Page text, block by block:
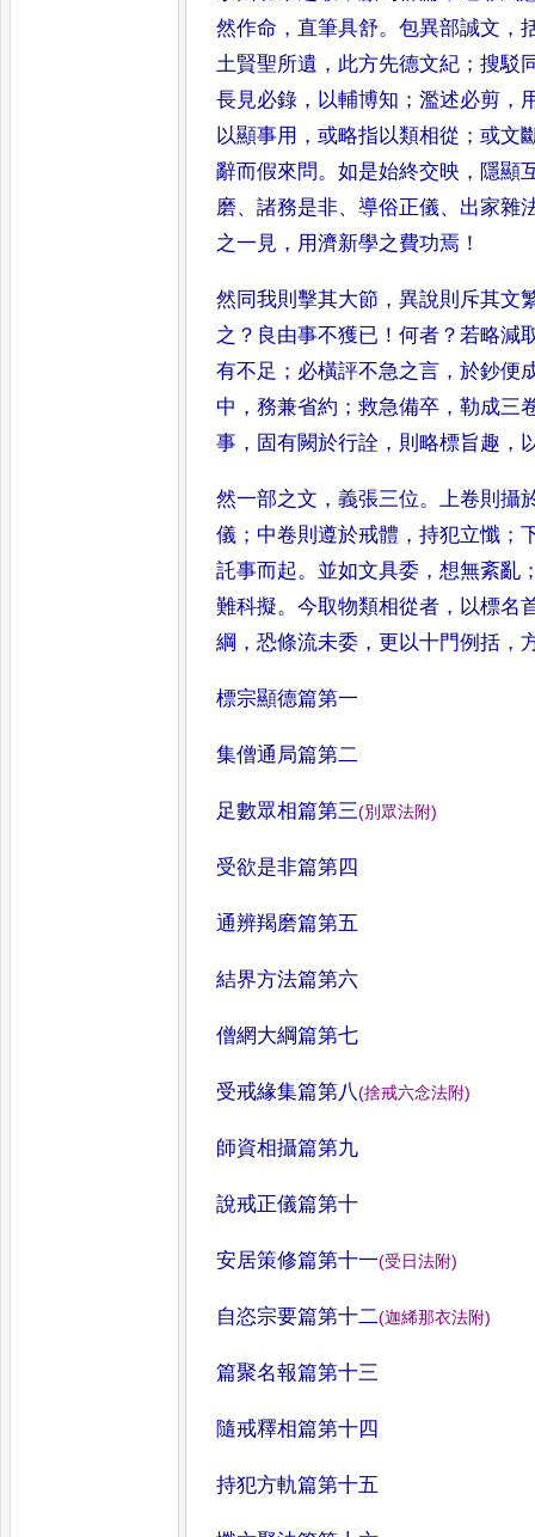
然作命 ， 直筆具舒。包異部誠文 ，
土賢聖所遺 ， 此方先德文紀 ；搜駁
長見必錄 ， 以輔博知 ；濫述必剪 ，
以顯事用 ，或略指以類相從 ；或文
辭而假來問。如是始終交映 ， 隱顯
磨、諸務是非、導俗正儀、 出家雜
之一見 ， 用濟新學之費功焉 ！
然同我則擊其大節 ，異說則斥其文
之 ？ 良由事不獲已 ！何者 ？若略減
有不足 ； 必橫評不急之言 ，於鈔便
中 ，務兼省約 ；救急備卒 ，勒成三
事 ， 固有闕於行詮 ， 則略標旨趣 ，
然一部之文 ，義張三位。上卷則攝
儀 ； 中卷則遵於戒體 ，持犯立懺 ；
託事而起。 並如文具委 ，想無紊亂
難科擬。今取物類相從者 ， 以標名
綱 ，恐條流未委 ， 更以十門例括 ，
標宗顯德篇第一
集僧通局篇第二
足數眾相篇第三(別眾法附)
受欲是非篇第四
通辨羯磨篇第五
結界方法篇第六
僧網大綱篇第七
受戒緣集篇第八(捨戒六念法附)
師資相攝篇第九
說戒正儀篇第十
安居策修篇第十一(受日法附)
自恣宗要篇第十二(迦絺那衣法附)
篇聚名報篇第十三
隨戒釋相篇第十四
持犯方軌篇第十五